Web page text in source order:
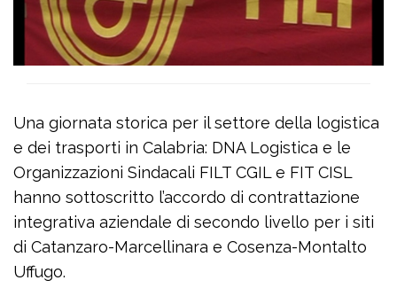
Una giornata storica per il settore della logistica
e dei trasporti in Calabria: DNA Logistica e le
Organizzazioni Sindacali FILT CGIL e FIT CISL
hanno sottoscritto l’accordo di contrattazione
integrativa aziendale di secondo livello per i siti
di Catanzaro-Marcellinara e Cosenza-Montalto
Uffugo.